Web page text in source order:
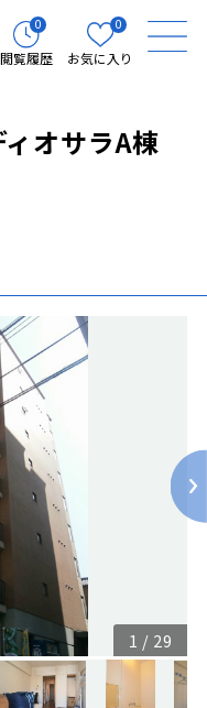
0
閲覧履歴
0
お気に入り
オサラA棟
1 / 29